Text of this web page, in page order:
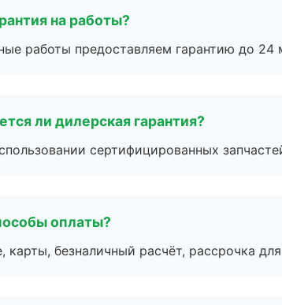
на работы?
работы предоставляем гарантию до 24
ли дилерская гарантия?
сертифицированных
оплаты?
карты, безналичный расчёт, рассрочка